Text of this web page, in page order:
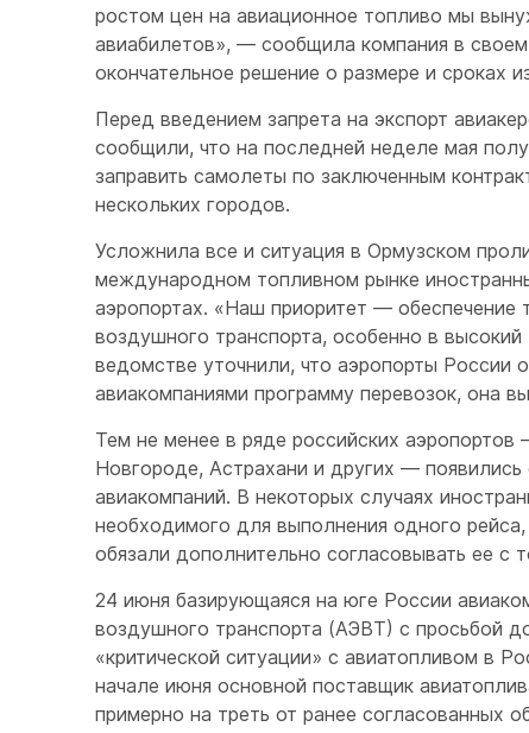
ростом цен на авиационное топливо мы
авиабилетов», — сообщила компания в
окончательное решение о размере и сроках
Перед введением запрета на экспорт
сообщили, что на последней неделе мая
заправить самолеты по заключенным
нескольких городов.
Усложнила все и ситуация в Ормузском
международном топливном рынке
аэропортах. «Наш приоритет — обеспечение
воздушного транспорта, особенно в
ведомстве уточнили, что аэропорты
авиакомпаниями программу перевозок, она
Тем не менее в ряде российских
Новгороде, Астрахани и других —
авиакомпаний. В некоторых случаях
необходимого для выполнения одного
обязали дополнительно согласовывать ее с
24 июня базирующаяся на юге России
воздушного транспорта (АЭВТ) с просьбой
«критической ситуации» с авиатопливом в
начале июня основной поставщик
примерно на треть от ранее согласованных